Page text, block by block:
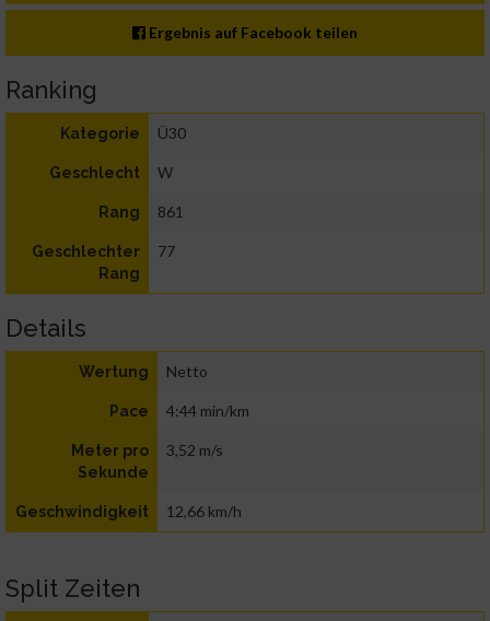
Ergebnis auf Facebook teilen
Ranking
Kategorie Ü30
Geschlecht W
Rang 861
Geschlechter
Rang
77
Details
Wertung Netto
Pace 4:44 min/km
Meter pro
Sekunde
3,52 m/s
Geschwindigkeit 12,66 km/h
Split Zeiten